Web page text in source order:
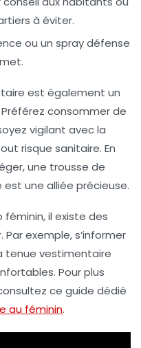
à éviter.
ou un spray défense
est également un
consommer de
vigilant avec la
risque sanitaire. En
une trousse de
une alliée précieuse.
féminin, il existe des
exemple, s’informer
tenue vestimentaire
Pour plus
ce guide dédié
au féminin.